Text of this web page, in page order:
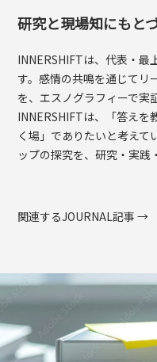
研究と現場知にもと
INNERSHIFTは、代表・最
す。感情の共鳴を通じてリ
を、エスノグラフィーで実
INNERSHIFTは、「答えを
く場」でありたいと考えて
ップの探究を、研究・実践
関連するJOURNAL記事 →